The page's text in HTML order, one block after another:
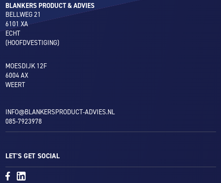
BLANKERS PRODUCT & ADVIES
BELLWEG 21
6101 XA
ECHT
(HOOFDVESTIGING)
MOESDIJK 12F
6004 AX
WEERT
INFO@BLANKERSPRODUCT-ADVIES.NL
085-7923978
LET'S GET SOCIAL